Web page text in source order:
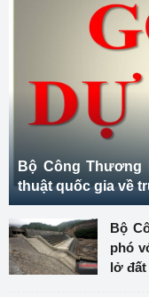
Bộ Công Thương
thuật quốc gia về
Bộ
phó
lở đất